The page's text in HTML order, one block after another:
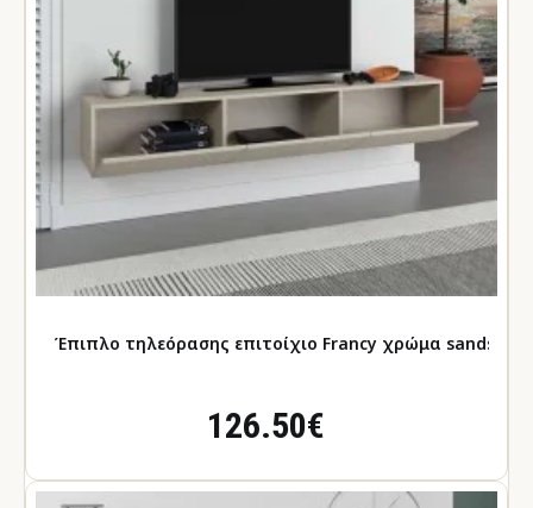
Έπιπλο τηλεόρασης επιτοίχιο
126.50€